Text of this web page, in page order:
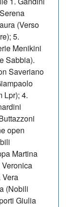
(Verso
5.
Menikini
Sabbia).
Saveriano
Lpr); 4.
open
Martina
Vera
(Nobili
Giulia